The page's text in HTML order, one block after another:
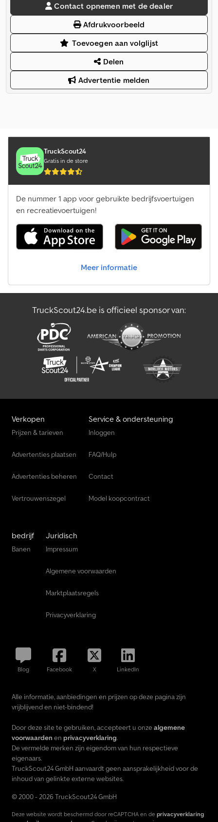
Contact opnemen met de dealer
Afdrukvoorbeeld
Toevoegen aan volglijst
Delen
Advertentie melden
TruckScout24
Gratis in de store
De nummer 1 app voor gebruikte bedrijfsvoertuigen
en recreatievoertuigen!
Meer informatie
TruckScout24.be is officieel sponsor van:
Verkopen
Prijzen & tarieven
Advertenties plaatsen
Advertenties beheren
Vertrouwenszegel
Service & ondersteuning
Inloggen
FAQ/Hulp
Contact
Model koopcontract
bedrijf
Banen
Juridisch
Impressum
Algemene voorwaarden
Marktplaatsregels
Privacyverklaring
Blog Facebook X LinkedIn
Alle informatie, aanbiedingen en prijzen op deze pagina zijn
vrijblijvend en niet-bindend!
Door deze site te gebruiken, accepteert u onze algemene
voorwaarden en privacyverklaring.
De vermelde merken zijn eigendom van hun respectieve
eigenaars.
TruckScout24 GmbH aanvaardt geen aansprakelijkheid voor de
inhoud van gelinkte externe websites.
© 2000 - 2026 TruckScout24 GmbH
Deze website wordt beschermd door reCAPTCHA en de privacyverklaring